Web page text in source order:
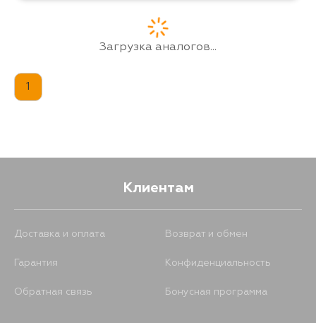
Загрузка аналогов...
1
Клиентам
Доставка и оплата Возврат и обмен
Гарантия Конфиденциальность
Обратная связь Бонусная программа